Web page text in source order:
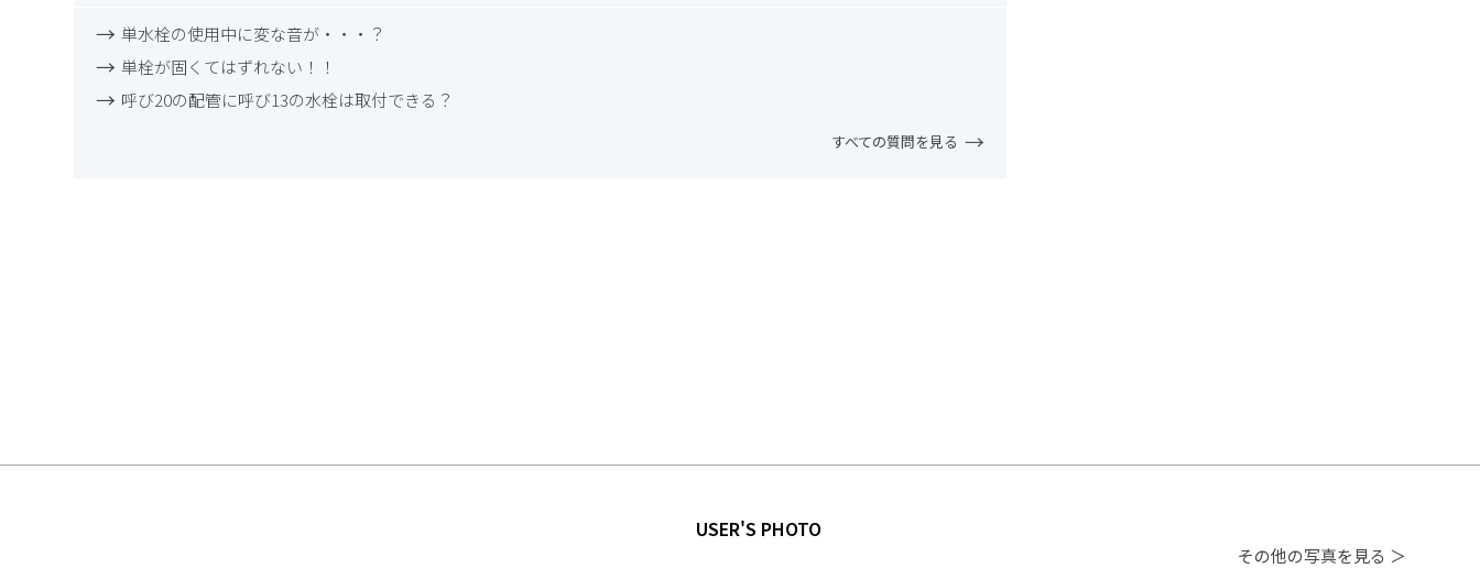
単水栓の使用中に変な音が・・・？
単栓が固くてはずれない！！
呼び20の配管に呼び13の水栓は取付できる？
すべての質問を見る
USER'S PHOTO
その他の写真を見る ＞